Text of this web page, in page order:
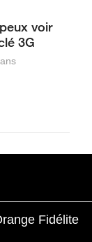
voir
3G
Fidélite